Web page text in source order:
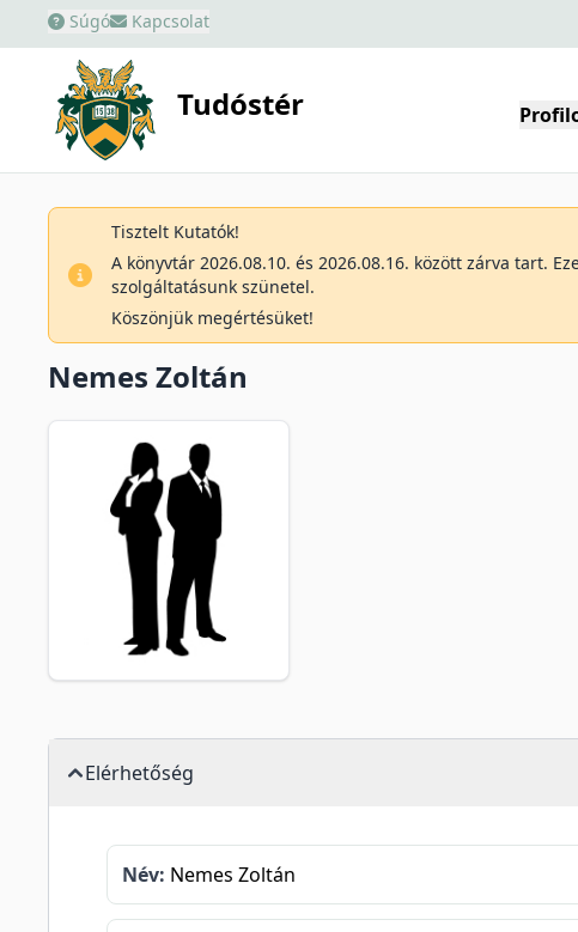
Súgó Kapcsolat
Tudóstér
Tisztelt Kutatók!
A könyvtár 2026.08.10. és 2026.08.16. között zárva tart.
szolgáltatásunk szünetel.
Köszönjük megértésüket!
Nemes Zoltán
Elérhetőség
Név: Nemes Zoltán